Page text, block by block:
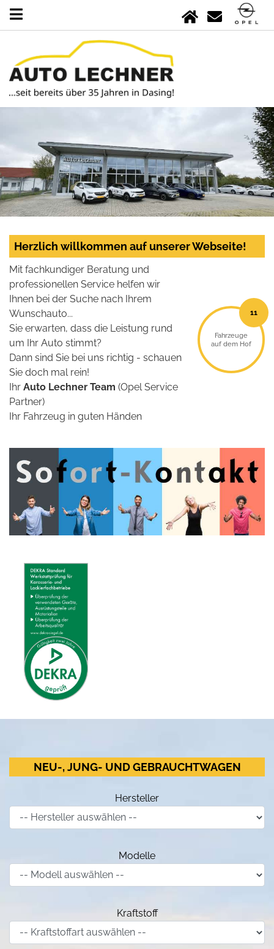
Herzlich willkommen auf unserer Webseite!
11
Fahrzeuge
auf dem Hof
Mit fachkundiger Beratung und
professionellen Service helfen wir
Ihnen bei der Suche nach Ihrem
Wunschauto...
Sie erwarten, dass die Leistung rund
um Ihr Auto stimmt?
Dann sind Sie bei uns richtig - schauen
Sie doch mal rein!
Ihr Auto Lechner Team (Opel Service
Partner)
Ihr Fahrzeug in guten Händen
NEU-, JUNG- UND GEBRAUCHTWAGEN
Hersteller
Modelle
Kraftstoff